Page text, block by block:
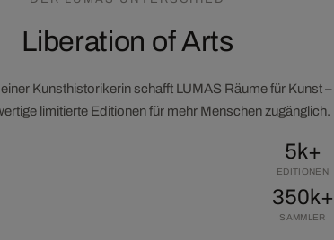
Liberation of Arts
Kunsthistorikerin schafft LUMAS Räume für Kunst
limitierte Editionen für mehr Menschen zugänglich.
5k+
EDITIONEN
350k+
SAMMLER